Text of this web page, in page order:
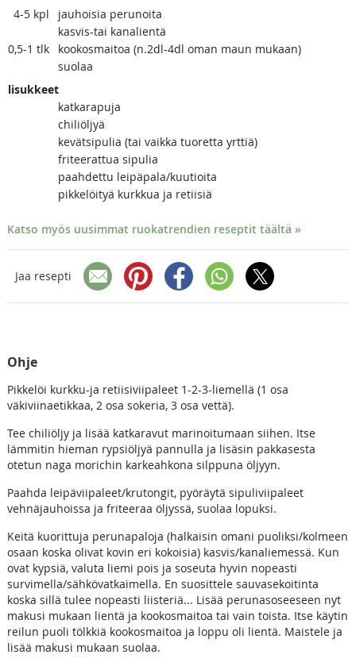
4-5 kpl
jauhoisia perunoita
kasvis-tai kanalientä
0,5-1 tlk
kookosmaitoa (n.2dl-4dl oman maun mukaan)
suolaa
lisukkeet
katkarapuja
chiliöljyä
kevätsipulia (tai vaikka tuoretta yrttiä)
friteerattua sipulia
paahdettu leipäpala/kuutioita
pikkelöityä kurkkua ja retiisiä
Katso myös uusimmat ruokatrendien reseptit täältä »
Jaa resepti
Ohje
Pikkelöi kurkku-ja retiisiviipaleet 1-2-3-liemellä (1 osa
väkiviinaetikkaa, 2 osa sokeria, 3 osa vettä).
Tee chiliöljy ja lisää katkaravut marinoitumaan siihen. Itse
lämmitin hieman rypsiöljyä pannulla ja lisäsin pakkasesta
otetun naga morichin karkeahkona silppuna öljyyn.
Paahda leipäviipaleet/krutongit, pyöräytä sipuliviipaleet
vehnäjauhoissa ja friteeraa öljyssä, suolaa lopuksi.
Keitä kuorittuja perunapaloja (halkaisin omani puoliksi/kolmeen
osaan koska olivat kovin eri kokoisia) kasvis/kanaliemessä. Kun
ovat kypsiä, valuta liemi pois ja soseuta hyvin nopeasti
survimella/sähkövatkaimella. En suosittele sauvasekoitinta
koska sillä tulee nopeasti liisteriä... Lisää perunasoseeseen nyt
makusi mukaan lientä ja kookosmaitoa tai vain toista. Itse käytin
reilun puoli tölkkiä kookosmaitoa ja loppu oli lientä. Maistele ja
lisää makusi mukaan suolaa.